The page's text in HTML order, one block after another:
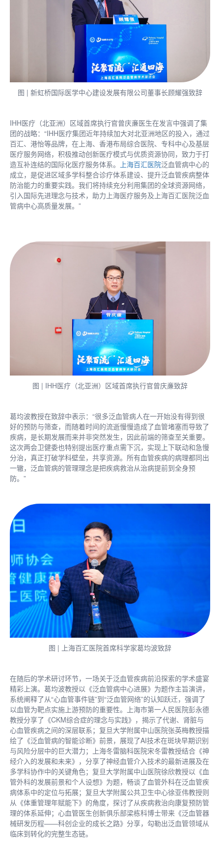
图 | 新虹桥国际医学中心建设发展有限公司董事长顾耀强致辞
IHH医疗（北亚洲）区域首席执行官曾庆亷医生在发言中强调了集
团的战略：“IHH医疗集团近年持续加大对北亚洲地区的投入，通过
百汇、港怡等品牌，在上海、香港布局综合医院、专科中心及基层
医疗服务网络，积极推动创新医疗模式与优质资源协同，致力于打
造互补连结的国际化医疗服务体系。
上海百汇医院泛血管病中心的
成立，是促进区域多学科整合诊疗体系建设、提升泛血管疾病整体
防治能力的重要实践。我们将持续充分利用集团的全球资源网络，
引入国际先进理念与技术，助力上海医疗服务及上海百汇医院泛血
管病中心高质量发展。”
图 | IHH医疗（北亚洲）区域首席执行官曾庆亷致辞
葛均波教授在致辞中表示：“很多泛血管病人在一开始没有得到很
好的预防与筛查，而随着时间的流逝慢慢造成了血管堵塞而导致了
疾病，是长期发展而来并非突然发生，因此前端的筛查至关重要。
这次两会卫健委也特别提出医疗重点需下沉，实现上下联动和急慢
分治，真正打破学科壁垒，共享资源。所有血管疾病的病理都同出
一辙，泛血管病的管理理念是把疾病救治从治病提前到全身预
防。”
图 | 上海百汇医院首席科学家葛均波致辞
在随后的学术研讨环节，一场关于泛血管疾病前沿探索的学术盛宴
精彩上演。葛均波教授以《泛血管病中心进展》为题作主旨演讲，
系统阐释了从“心血管事件链”到“泛血管网络”的认知跃迁，强调了
以血管为靶点实施上游预防的重要性。上海市第一人民医院彭永德
教授分享了《CKM综合症的理念与实践》，揭示了代谢、肾脏与
心血管疾病之间的深层联系；复旦大学附属中山医院张英梅教授描
绘了《泛血管病的智能诊断》前景，展现了AI技术在斑块早期识别
与风险分层中的巨大潜力；上海冬雷脑科医院宋冬雷教授结合《神
经介入的发展和未来》，分享了神经血管介入技术的最新进展及在
多学科协作中的关键角色；复旦大学附属中山医院徐欣教授以《血
管外科的发展前景和个人设想》为题，畅谈了血管外科在泛血管疾
病体系中的定位与拓展；复旦大学附属公共卫生中心徐亚伟教授则
从《体重管理年赋能下》的角度，探讨了从疾病救治向康复预防管
理的体系延伸；心血管医生创新俱乐部梁栋科博士带来《泛血管器
械研发历程——科创企业的成长之路》分享，勾勒出泛血管领域从
临床到转化的完整生态链。